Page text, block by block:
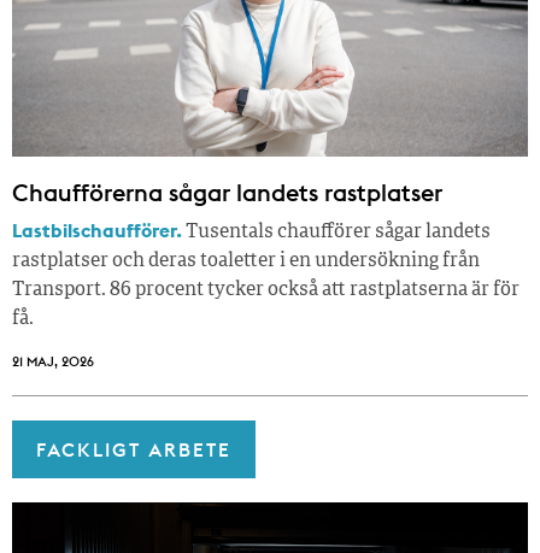
Chaufförerna sågar landets rastplatser
Lastbilschaufförer.Tusentals chaufförer sågar landets
rastplatser och deras toaletter i en undersökning från
Transport. 86 procent tycker också att rastplatserna är för
få.
21 MAJ, 2026
FACKLIGT ARBETE